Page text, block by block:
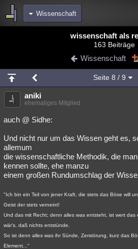
Wissenschaft
Blogs
Chat Wiki Neuigkeiten
meine Rubriken
Menschen
Spiritualität
Natur Umfragen Unterhaltung
weitere Rubriken
Philosophie Träume
Übersichten
wissenschaft als
163 Beiträge
Wissenschaft
Seite 8 / 9
aniki
ehemaliges Mitglied
auch @ Sidhe:
Und nicht nur um das Wissen geht es,
allemum
die wissenschaftliche Methodik, die
kennen sollte, ehe manzu
einem großen Rundumschlag der
"Ich bin ein Teil von jener Kraft, die stets das Böse will
Geist der stets verneint!
Und das mit Recht; denn alles was entsteht, ist wert das
wär's, daß nichts entstünde.
So ist denn alles was ihr Sünde, Zerstörung, kurz das
Element..."